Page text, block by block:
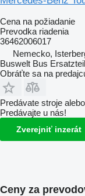
Cena na požiadanie
Prevodka riadenia
36462006017
Nemecko,
Buswelt Bus
Obráťte sa na
Predávate stroje
Predávajte u nás!
Zverejniť inzerát
Ceny za